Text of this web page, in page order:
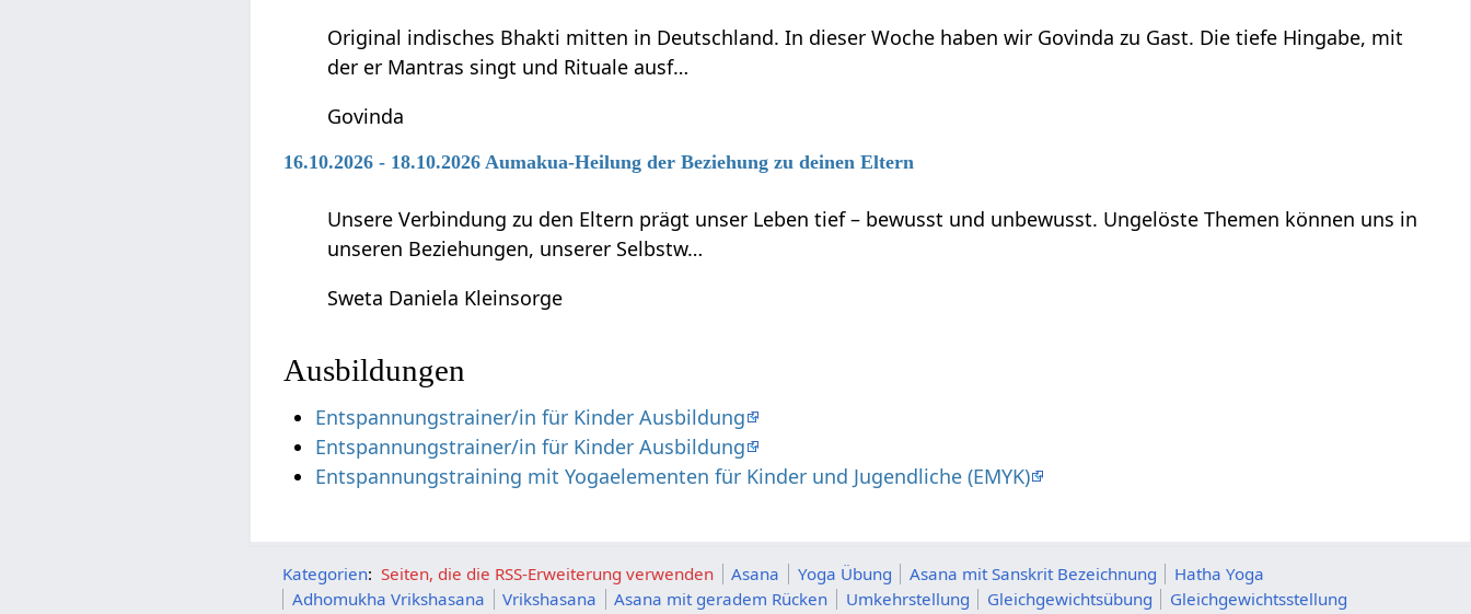
Original indisches Bhakti mitten in Deutschland. In dieser Woche haben wir Govinda zu Gast. Die tiefe Hingabe, mit
der er Mantras singt und Rituale ausf…
Govinda
16.10.2026 - 18.10.2026 Aumakua-Heilung der Beziehung zu deinen Eltern
Unsere Verbindung zu den Eltern prägt unser Leben tief – bewusst und unbewusst. Ungelöste Themen können uns in
unseren Beziehungen, unserer Selbstw…
Sweta Daniela Kleinsorge
Ausbildungen
Entspannungstrainer/in für Kinder Ausbildung
Entspannungstrainer/in für Kinder Ausbildung
Entspannungstraining mit Yogaelementen für Kinder und Jugendliche (EMYK)
Kategorien: Seiten, die die RSS-Erweiterung verwenden Asana Yoga Übung Asana mit Sanskrit Bezeichnung
Hatha Yoga
Adhomukha Vrikshasana
Vrikshasana Asana mit geradem Rücken Umkehrstellung Gleichgewichtsübung Gleichgewichtsstellung